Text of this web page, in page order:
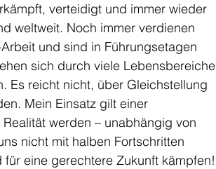
verteidigt und immer wieder
weltweit. Noch immer verdienen
und sind in Führungsetagen
sich durch viele Lebensbereiche
Es reicht nicht, über Gleichstellung
Mein Einsatz gilt einer
werden – unabhängig von
nicht mit halben Fortschritten
eine gerechtere Zukunft kämpfen!